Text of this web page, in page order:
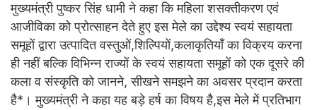
मुख्यमंत्री पुष्कर सिंह धामी ने कहा कि महिला शसक्तीकरण एवं
आजीविका को प्रोत्साहन देते हुए इस मेले का उद्देश्य स्वयं सहायता
समूहों द्वारा उत्पादित वस्तुओं,शिल्पियों,कलाकृतियाँ का विक्रय करना
ही नहीं बल्कि विभिन्न राज्यों के स्वयं सहायता समूहों को एक दूसरे की
कला व संस्कृति को जानने, सीखने समझने का अवसर प्रदान करता
है*। मुख्यमंत्री ने कहा यह बड़े हर्ष का विषय है,इस मेले में प्रतिभाग